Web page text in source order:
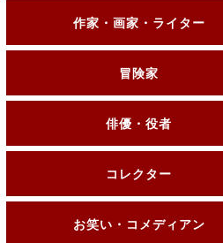
作家・画家・ライター
冒険家
俳優・役者
コレクター
お笑い・コメディアン